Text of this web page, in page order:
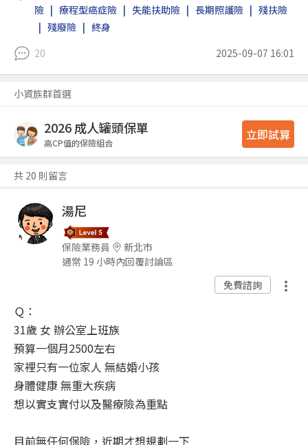
險
療程型癌症險 失能扶助險 長期照護險
殘扶險
殘廢險
終身
20
2025-09-07 16:01
小資族群首選
2026 成人罐頭保單
高CP值的保險組合
立即試算
共 20 則留言
湯尼
保險業務員
新北市
通常 19 小時內回覆討論區
免費諮詢
Ｑ：
31歲 女 辦公室上班族
預算一個月2500左右
家裡只有一位家人 無結婚小孩
身體健康 無重大疾病
想以實支實付以及醫療險為重點
目前無任何保險，近期才想規劃一下